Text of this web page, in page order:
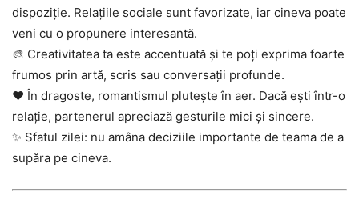
dispoziție. Relațiile sociale sunt favorizate, iar cineva poate
veni cu o propunere interesantă.
🎨 Creativitatea ta este accentuată și te poți exprima foarte
frumos prin artă, scris sau conversații profunde.
❤️ În dragoste, romantismul plutește în aer. Dacă ești într-o
relație, partenerul apreciază gesturile mici și sincere.
✨ Sfatul zilei: nu amâna deciziile importante de teama de a
supăra pe cineva.